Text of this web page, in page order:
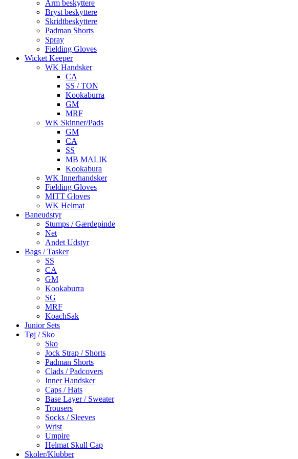
Arm beskyttere
Bryst beskyttere
Skridtbeskyttere
Padman Shorts
Spray
Fielding Gloves
Wicket Keeper
WK Handsker
CA
SS / TON
Kookaburra
GM
MRF
WK Skinner/Pads
GM
CA
SS
MB MALIK
Kookabura
WK Innerhandsker
Fielding Gloves
MITT Gloves
WK Helmat
Baneudstyr
Stumps / Gærdepinde
Net
Andet Udstyr
Bags / Tasker
SS
CA
GM
Kookaburra
SG
MRF
KoachSak
Junior Sets
Tøj / Sko
Sko
Jock Strap / Shorts
Padman Shorts
Clads / Padcovers
Inner Handsker
Caps / Hats
Base Layer / Sweater
Trousers
Socks / Sleeves
Wrist
Umpire
Helmat Skull Cap
Skoler/Klubber